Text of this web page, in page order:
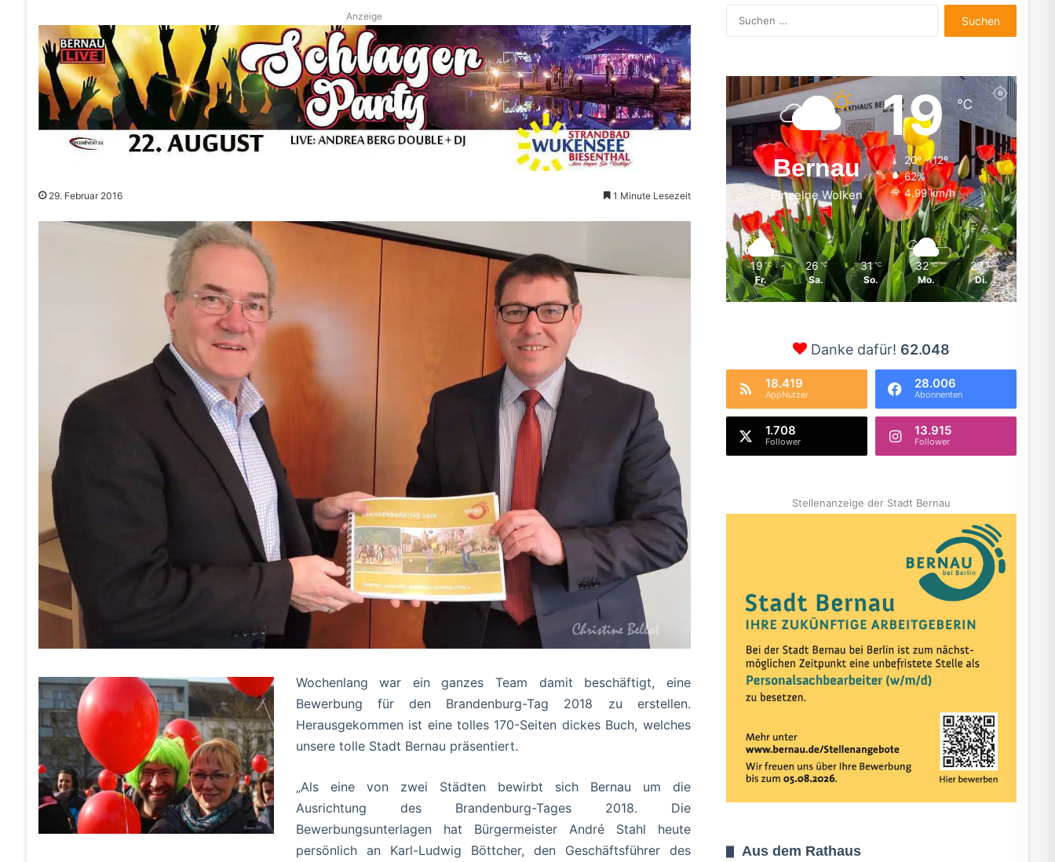
Anzeige
29. Februar 2016 1 Minute Lesezeit
Wochenlang war ein ganzes Team damit beschäftigt, eine
Bewerbung für den Brandenburg-Tag 2018 zu erstellen.
Herausgekommen ist eine tolles 170-Seiten dickes Buch, welches
unsere tolle Stadt Bernau präsentiert.
„Als eine von zwei Städten bewirbt sich Bernau um die
Ausrichtung des Brandenburg-Tages 2018. Die
Bewerbungsunterlagen hat Bürgermeister André Stahl heute
persönlich an Karl-Ludwig Böttcher, den Geschäftsführer des
nach:
Bernau
Einzelne Wolken
19℃
20º - 12º
62%
4.99 km/h
19 ℃
Fr.
26 ℃
Sa.
31 ℃
So.
32 ℃
Mo.
23 ℃
Di.
Danke dafür! 62.048
18.419
AppNutzer
28.006
Abonnenten
1.708
Follower
13.915
Follower
Stellenanzeige der Stadt Bernau
Aus dem Rathaus